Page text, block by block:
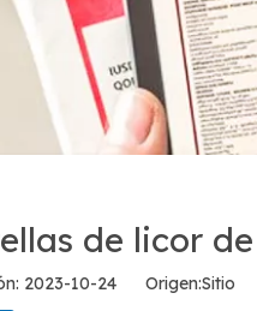
de licor
2023-10-24 Origen:Sitio